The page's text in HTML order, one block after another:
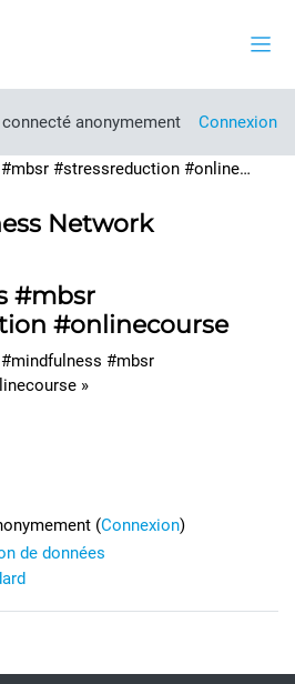
anonymement Connexion
#mindfulness #mbsr #stressreduction #onlinecourse
Network
#mbsr
#onlinecourse
#mbsr
»
(Connexion)
de données